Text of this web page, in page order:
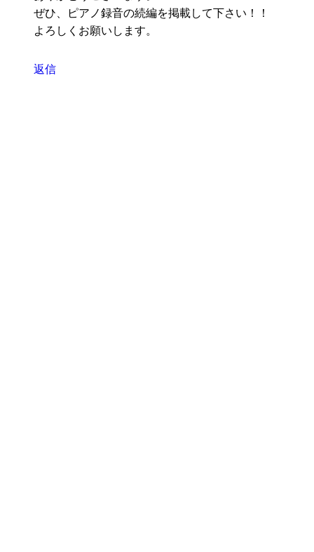
ぜひ、ピアノ録音の続編を掲載して下さい！！
よろしくお願いします。
返信